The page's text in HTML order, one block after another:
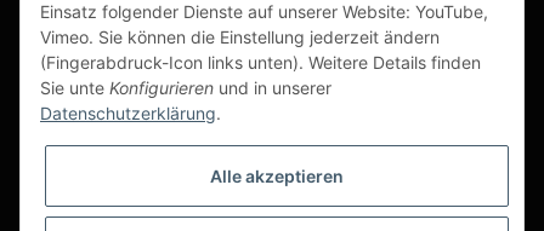
Informationen
Gesetzliche Informationen
Einsatz folgender Dienste auf unserer Website: YouTube,
Vimeo. Sie können die Einstellung jederzeit ändern
(Fingerabdruck-Icon links unten). Weitere Details finden
Sie unte Konfigurieren und in unserer
Datenschutzerklärung.
Alle akzeptieren